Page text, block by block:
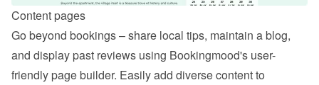
Content pages
Go beyond bookings – share local tips, maintain a blog,
and display past reviews using Bookingmood's user-
friendly page builder. Easily add diverse content to